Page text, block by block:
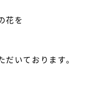
花を
いております。